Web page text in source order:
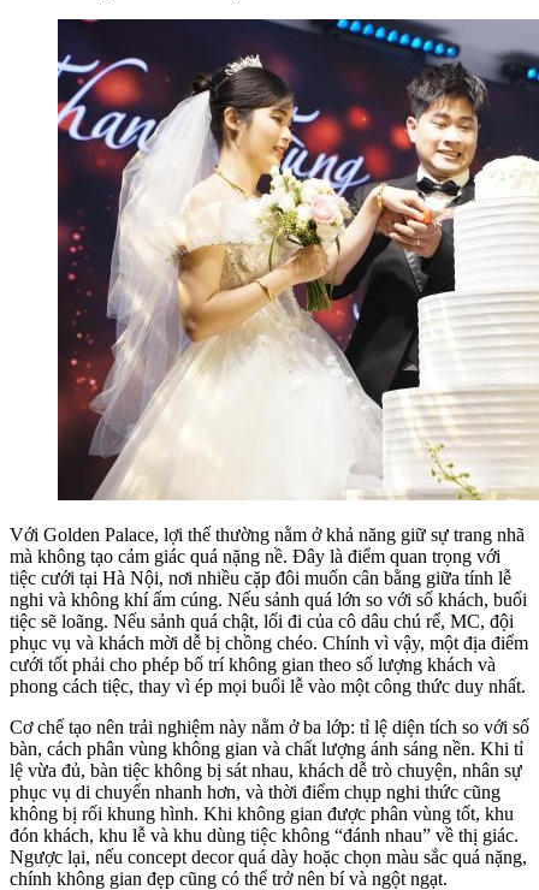
Với Golden Palace, lợi thế thường nằm ở khả năng giữ sự trang nhã
mà không tạo cảm giác quá nặng nề. Đây là điểm quan trọng với
tiệc cưới tại Hà Nội, nơi nhiều cặp đôi muốn cân bằng giữa tính lễ
nghi và không khí ấm cúng. Nếu sảnh quá lớn so với số khách, buổi
tiệc sẽ loãng. Nếu sảnh quá chật, lối đi của cô dâu chú rể, MC, đội
phục vụ và khách mời dễ bị chồng chéo. Chính vì vậy, một địa điểm
cưới tốt phải cho phép bố trí không gian theo số lượng khách và
phong cách tiệc, thay vì ép mọi buổi lễ vào một công thức duy nhất.
Cơ chế tạo nên trải nghiệm này nằm ở ba lớp: tỉ lệ diện tích so với số
bàn, cách phân vùng không gian và chất lượng ánh sáng nền. Khi tỉ
lệ vừa đủ, bàn tiệc không bị sát nhau, khách dễ trò chuyện, nhân sự
phục vụ di chuyển nhanh hơn, và thời điểm chụp nghi thức cũng
không bị rối khung hình. Khi không gian được phân vùng tốt, khu
đón khách, khu lễ và khu dùng tiệc không “đánh nhau” về thị giác.
Ngược lại, nếu concept decor quá dày hoặc chọn màu sắc quá nặng,
chính không gian đẹp cũng có thể trở nên bí và ngột ngạt.